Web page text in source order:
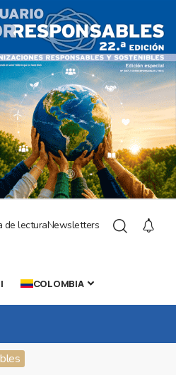
de lecturaNewsletters
| COLOMBIA